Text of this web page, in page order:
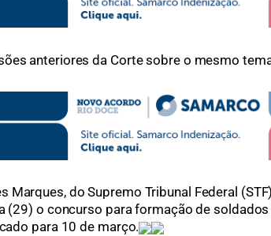
anteriores da Corte sobre o mesmo
Marques, do Supremo Tribunal Federal
(29) o concurso para formação de
para 10 de março.